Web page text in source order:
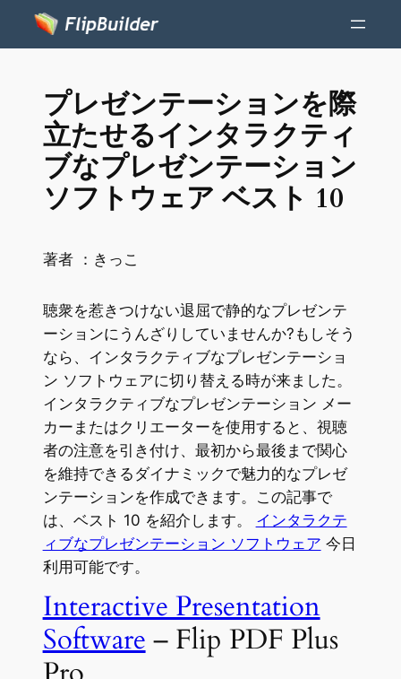
プレゼンテーションを際
立たせるインタラクティ
ブなプレゼンテーション
ソフトウェア ベスト 10
著者 ： きっこ
聴衆を惹きつけない退屈で静的なプレゼンテ
ーションにうんざりしていませんか?もしそう
なら、インタラクティブなプレゼンテーショ
ン ソフトウェアに切り替える時が来ました。
インタラクティブなプレゼンテーション メー
カーまたはクリエーターを使用すると、視聴
者の注意を引き付け、最初から最後まで関心
を維持できるダイナミックで魅力的なプレゼ
ンテーションを作成できます。この記事で
は、ベスト 10 を紹介します。 インタラクテ
ィブなプレゼンテーション ソフトウェア 今日
利用可能です。
Interactive Presentation
Software – Flip PDF Plus